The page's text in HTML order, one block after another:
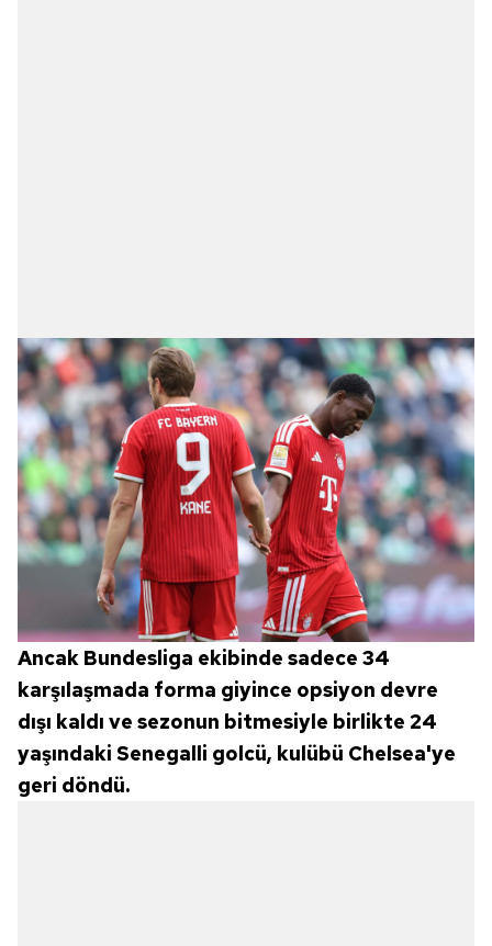
Ancak Bundesliga ekibinde sadece 34
karşılaşmada forma giyince opsiyon devre
dışı kaldı ve sezonun bitmesiyle birlikte 24
yaşındaki Senegalli golcü, kulübü Chelsea'ye
geri döndü.